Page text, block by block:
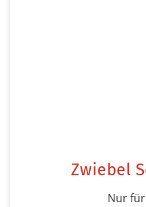
Zwiebel
Nur